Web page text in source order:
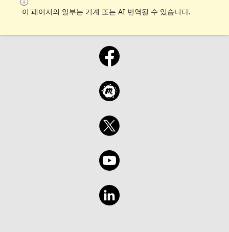
이 페이지의 일부는 기계 또는 AI 번역될 수 있습니다.